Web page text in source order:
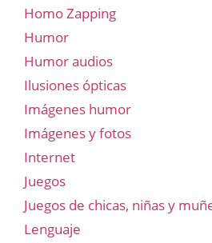
Homo Zapping
Humor
Humor audios
Ilusiones ópticas
Imágenes humor
Imágenes y fotos
Internet
Juegos
Juegos de chicas, niñas y
Lenguaje